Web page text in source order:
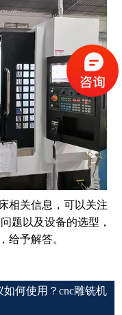
相关信息，可以关注
题以及设备的选型，
给予解答。
何使用？cnc雕铣机